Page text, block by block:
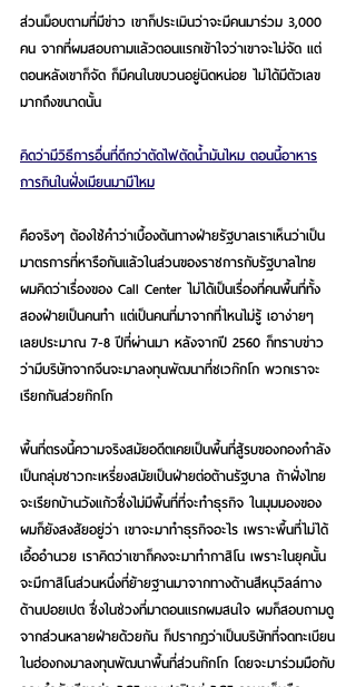
ส่วนม็อบตามที่มีข่าว เขาก็ประเมินว่าจะมีคนมาร่วม 3,000
คน จากที่ผมสอบถามแล้วตอนแรกเข้าใจว่าเขาจะไม่จัด แต่
ตอนหลังเขาก็จัด ก็มีคนในขบวนอยู่นิดหน่อย ไม่ได้มีตัวเลข
มากถึงขนาดนั้น
คิดว่ามีวิธีการอื่นที่ดีกว่าตัดไฟตัดน้ำมันไหม ตอนนี้อาหาร
การกินในฝั่งเมียนมามีไหม
คือจริงๆ ต้องใช้คำว่าเบื้องต้นทางฝ่ายรัฐบาลเราเห็นว่าเป็น
มาตรการที่หารือกันแล้วในส่วนของราชการกับรัฐบาลไทย
ผมคิดว่าเรื่องของ Call Center ไม่ได้เป็นเรื่องที่คนพื้นที่ทั้ง
สองฝ่ายเป็นคนทำ แต่เป็นคนที่มาจากที่ไหนไม่รู้ เอาง่ายๆ
เลยประมาณ 7-8 ปีที่ผ่านมา หลังจากปี 2560 ก็ทราบข่าว
ว่ามีบริษัทจากจีนจะมาลงทุนพัฒนาที่ชเวก๊กโก พวกเราจะ
เรียกกันส่วยก๊กโก
พื้นที่ตรงนี้ความจริงสมัยอดีตเคยเป็นพื้นที่สู้รบของกองกำลัง
เป็นกลุ่มชาวกะเหรี่ยงสมัยเป็นฝ่ายต่อต้านรัฐบาล ถ้าฝั่งไทย
จะเรียกบ้านวังแก้วซึ่งไม่มีพื้นที่ที่จะทำธุรกิจ ในมุมมองของ
ผมก็ยังสงสัยอยู่ว่า เขาจะมาทำธุรกิจอะไร เพราะพื้นที่ไม่ได้
เอื้ออำนวย เราคิดว่าเขาก็คงจะมาทำกาสิโน เพราะในยุคนั้น
จะมีกาสิโนส่วนหนึ่งที่ย้ายฐานมาจากทางด้านสีหนุวิลล์ทาง
ด้านปอยเปต ซึ่งในช่วงที่มาตอนแรกผมสนใจ ผมก็สอบถามดู
จากส่วนหลายฝ่ายด้วยกัน ก็ปรากฏว่าเป็นบริษัทที่จดทะเบียน
ในฮ่องกงมาลงทุนพัฒนาพื้นที่ส่วนก๊กโก โดยจะมาร่วมมือกับ